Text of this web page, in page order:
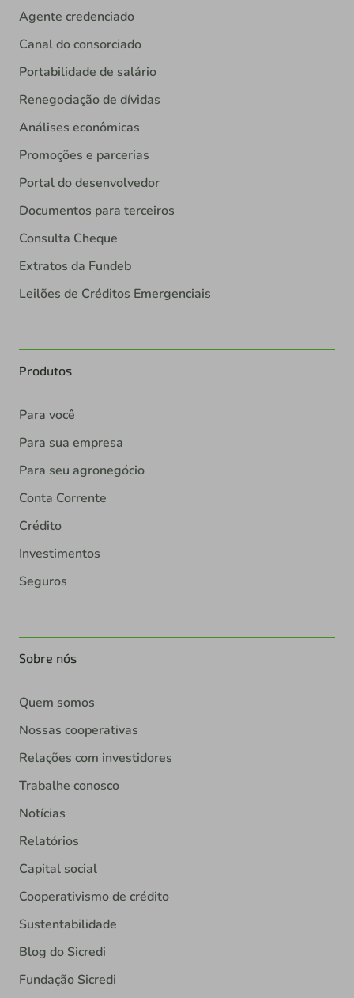
Agente credenciado
Canal do consorciado
Portabilidade de salário
Renegociação de dívidas
Análises econômicas
Promoções e parcerias
Portal do desenvolvedor
Documentos para terceiros
Consulta Cheque
Extratos da Fundeb
Leilões de Créditos Emergenciais
Produtos
Para você
Para sua empresa
Para seu agronegócio
Conta Corrente
Crédito
Investimentos
Seguros
Sobre nós
Quem somos
Nossas cooperativas
Relações com investidores
Trabalhe conosco
Notícias
Relatórios
Capital social
Cooperativismo de crédito
Sustentabilidade
Blog do Sicredi
Fundação Sicredi